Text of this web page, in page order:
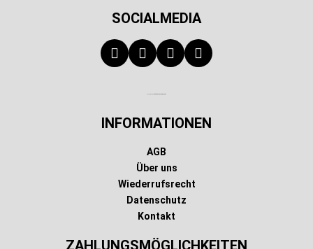
SOCIALMEDIA
INFORMATIONEN
AGB
Über uns
Wiederrufsrecht
Datenschutz
Kontakt